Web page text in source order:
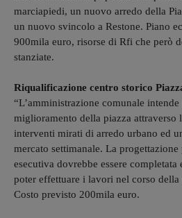
marciapiedi, un nuovo arredo della
un nuovo svincolo a Restone. Piano
900mila euro, risorse di Rfi che però
stanziate.
Riqualificazione centro storico
“L’amministrazione comunale intende
miglioramento della piazza attraverso
interventi mirati di arredo urbano ed
mercato settimanale. La
esecutiva dovrebbe essere
poter effettuare i lavori nel corso della
Costo previsto 200mila euro.